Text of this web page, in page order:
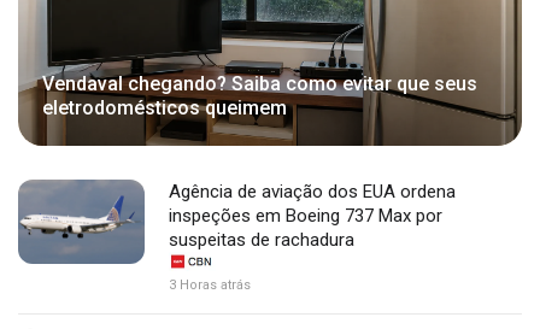
Vendaval chegando? Saiba como evitar que seus
eletrodomésticos queimem
Agência de aviação dos EUA ordena
inspeções em Boeing 737 Max por
suspeitas de rachadura
3 Horas atrás